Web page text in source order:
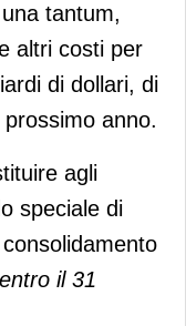
tantum,
altri costi per
di dollari, di
anno.
agli
speciale di
il 31